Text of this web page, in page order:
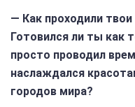
— Как проходили
Готовился ли ты как
просто проводил
наслаждался
городов мира?